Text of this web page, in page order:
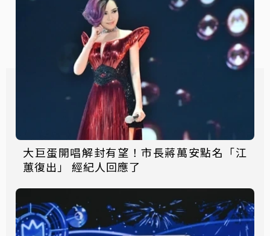
大巨蛋開唱解封有望！市長蔣萬安點名「江
蕙復出」 經紀人回應了